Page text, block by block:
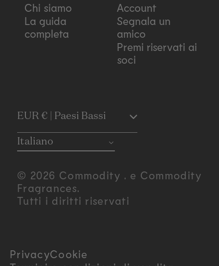
Chi siamo
La guida
completa
Account
Segnala un
amico
Premi riservati ai
soci
C
o
u
n
y
EUR € | Paesi Bassi
Italiano
© 2026 Commodity . e Commodity
Fragrances.
Tutti i diritti riservati
PrivacyCookie